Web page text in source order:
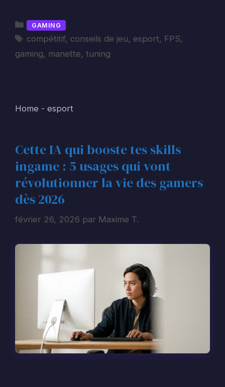
Catégories
GAMING
Étiquettes
compétitif, conseils de jeu, esport, FPS,
gaming, manette, tuning
Home - esport
Cette IA qui booste tes skills
ingame : 5 usages qui vont
révolutionner la vie des gamers
dès 2026
février 26, 2026 par Maxime T.